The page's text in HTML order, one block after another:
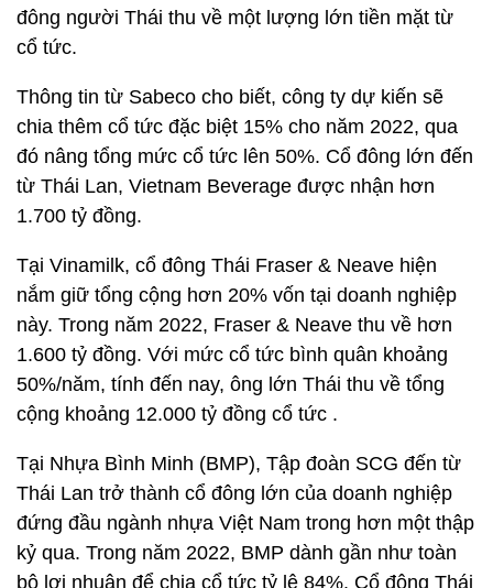
đông người Thái thu về một lượng lớn tiền mặt từ
cổ tức.
Thông tin từ Sabeco cho biết, công ty dự kiến sẽ
chia thêm cổ tức đặc biệt 15% cho năm 2022, qua
đó nâng tổng mức cổ tức lên 50%. Cổ đông lớn đến
từ Thái Lan, Vietnam Beverage được nhận hơn
1.700 tỷ đồng.
Tại Vinamilk, cổ đông Thái Fraser & Neave hiện
nắm giữ tổng cộng hơn 20% vốn tại doanh nghiệp
này. Trong năm 2022, Fraser & Neave thu về hơn
1.600 tỷ đồng. Với mức cổ tức bình quân khoảng
50%/năm, tính đến nay, ông lớn Thái thu về tổng
cộng khoảng 12.000 tỷ đồng cổ tức .
Tại Nhựa Bình Minh (BMP), Tập đoàn SCG đến từ
Thái Lan trở thành cổ đông lớn của doanh nghiệp
đứng đầu ngành nhựa Việt Nam trong hơn một thập
kỷ qua. Trong năm 2022, BMP dành gần như toàn
bộ lợi nhuận để chia cổ tức tỷ lệ 84%. Cổ đông Thái